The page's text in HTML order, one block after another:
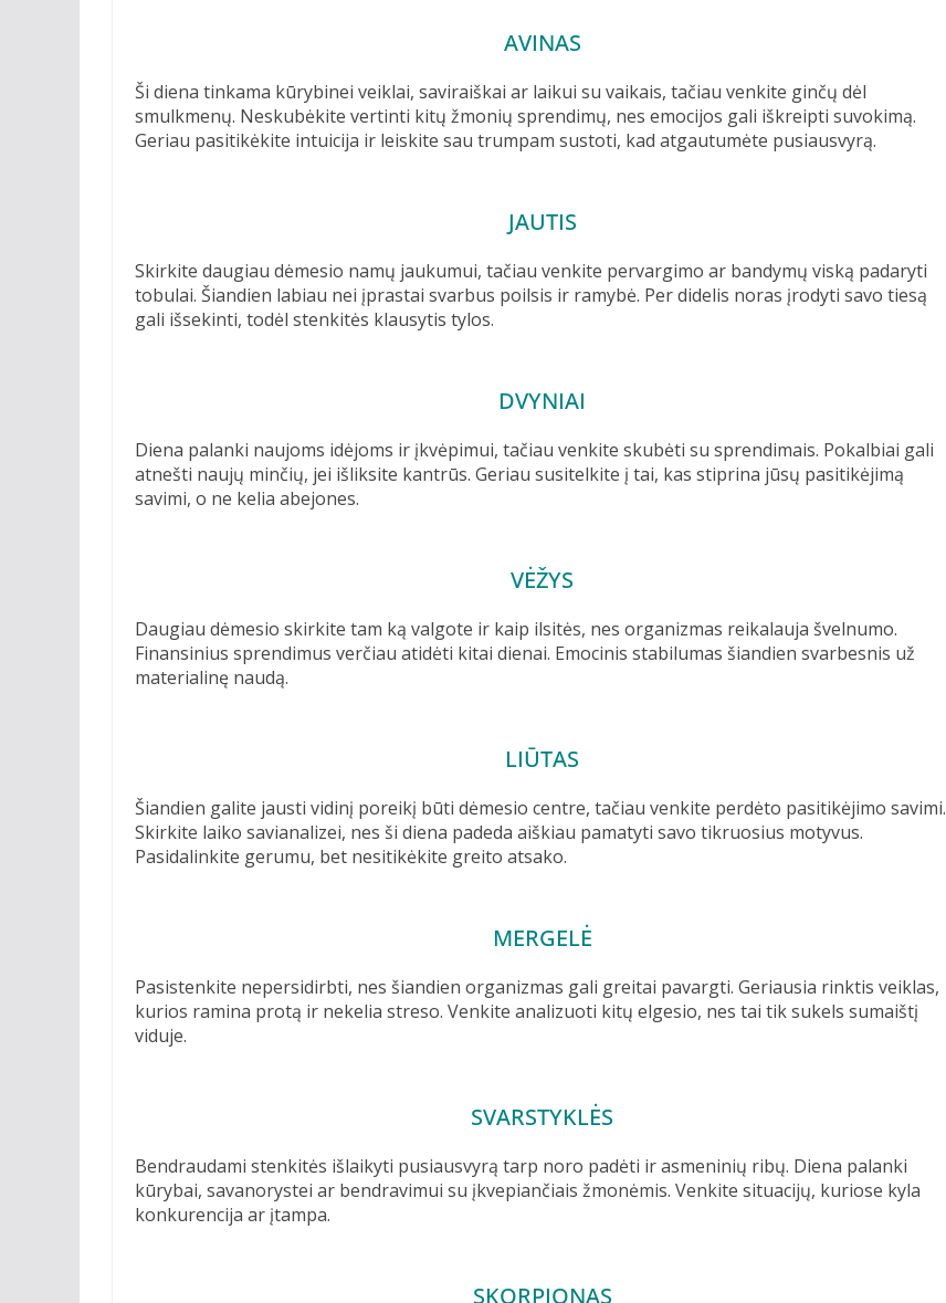
AVINAS
Ši diena tinkama kūrybinei veiklai, saviraiškai ar laikui su vaikais, tačiau venkite ginčų dėl
smulkmenų. Neskubėkite vertinti kitų žmonių sprendimų, nes emocijos gali iškreipti suvokimą.
Geriau pasitikėkite intuicija ir leiskite sau trumpam sustoti, kad atgautumėte pusiausvyrą.
JAUTIS
Skirkite daugiau dėmesio namų jaukumui, tačiau venkite pervargimo ar bandymų viską padaryti
tobulai. Šiandien labiau nei įprastai svarbus poilsis ir ramybė. Per didelis noras įrodyti savo tiesą
gali išsekinti, todėl stenkitės klausytis tylos.
DVYNIAI
Diena palanki naujoms idėjoms ir įkvėpimui, tačiau venkite skubėti su sprendimais. Pokalbiai gali
atnešti naujų minčių, jei išliksite kantrūs. Geriau susitelkite į tai, kas stiprina jūsų pasitikėjimą
savimi, o ne kelia abejones.
VĖŽYS
Daugiau dėmesio skirkite tam ką valgote ir kaip ilsitės, nes organizmas reikalauja švelnumo.
Finansinius sprendimus verčiau atidėti kitai dienai. Emocinis stabilumas šiandien svarbesnis už
materialinę naudą.
LIŪTAS
Šiandien galite jausti vidinį poreikį būti dėmesio centre, tačiau venkite perdėto pasitikėjimo savimi.
Skirkite laiko savianalizei, nes ši diena padeda aiškiau pamatyti savo tikruosius motyvus.
Pasidalinkite gerumu, bet nesitikėkite greito atsako.
MERGELĖ
Pasistenkite nepersidirbti, nes šiandien organizmas gali greitai pavargti. Geriausia rinktis veiklas,
kurios ramina protą ir nekelia streso. Venkite analizuoti kitų elgesio, nes tai tik sukels sumaištį
viduje.
SVARSTYKLĖS
Bendraudami stenkitės išlaikyti pusiausvyrą tarp noro padėti ir asmeninių ribų. Diena palanki
kūrybai, savanorystei ar bendravimui su įkvepiančiais žmonėmis. Venkite situacijų, kuriose kyla
konkurencija ar įtampa.
SKORPIONAS